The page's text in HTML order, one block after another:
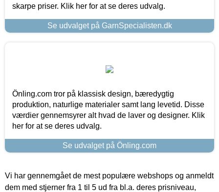
skarpe priser. Klik her for at se deres udvalg.
Se udvalget på GarnSpecialisten.dk
Önling.com tror på klassisk design, bæredygtig
produktion, naturlige materialer samt lang levetid. Disse
værdier gennemsyrer alt hvad de laver og designer. Klik
her for at se deres udvalg.
Se udvalget på Önling.com
Vi har gennemgået de mest populære webshops og anmeldt
dem med stjerner fra 1 til 5 ud fra bl.a. deres prisniveau,